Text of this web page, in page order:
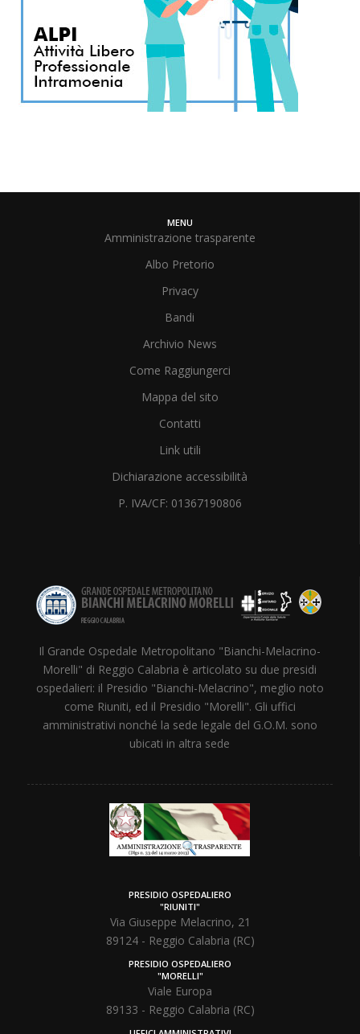
MENU
Amministrazione trasparente
Albo Pretorio
Privacy
Bandi
Archivio News
Come Raggiungerci
Mappa del sito
Contatti
Link utili
Dichiarazione accessibilità
P. IVA/CF: 01367190806
Il Grande Ospedale Metropolitano "Bianchi-Melacrino-
Morelli" di Reggio Calabria è articolato su due presidi
ospedalieri: il Presidio "Bianchi-Melacrino", meglio noto
come Riuniti, ed il Presidio "Morelli". Gli uffici
amministrativi nonché la sede legale del G.O.M. sono
ubicati in altra sede
PRESIDIO OSPEDALIERO
"RIUNITI"
Via Giuseppe Melacrino, 21
89124 - Reggio Calabria (RC)
PRESIDIO OSPEDALIERO
"MORELLI"
Viale Europa
89133 - Reggio Calabria (RC)